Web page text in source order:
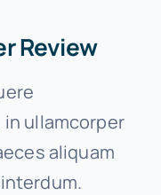
Review
ullamcorper
aliquam